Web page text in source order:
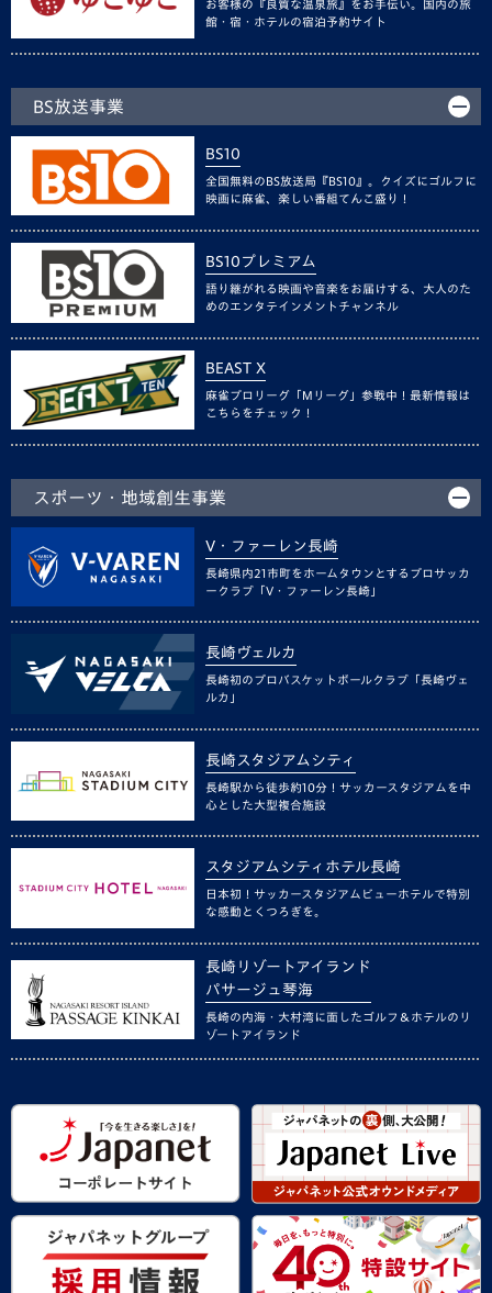
お客様の『良質な温泉旅』をお手伝い。国内の旅
館・宿・ホテルの宿泊予約サイト
BS放送事業
BS10
全国無料のBS放送局『BS10』。クイズにゴルフに
映画に麻雀、楽しい番組てんこ盛り！
BS10プレミアム
語り継がれる映画や音楽をお届けする、大人のた
めのエンタテインメントチャンネル
BEAST X
麻雀プロリーグ「Mリーグ」参戦中！最新情報は
こちらをチェック！
スポーツ・地域創生事業
V・ファーレン長崎
長崎県内21市町をホームタウンとするプロサッカ
ークラブ「V・ファーレン長崎」
長崎ヴェルカ
長崎初のプロバスケットボールクラブ「長崎ヴェ
ルカ」
長崎スタジアムシティ
長崎駅から徒歩約10分！サッカースタジアムを中
心とした大型複合施設
スタジアムシティホテル長崎
日本初！サッカースタジアムビューホテルで特別
な感動とくつろぎを。
長崎リゾートアイランド
パサージュ琴海
長崎の内海・大村湾に面したゴルフ＆ホテルのリ
ゾートアイランド